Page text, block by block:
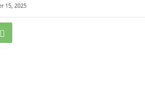
15, 2025